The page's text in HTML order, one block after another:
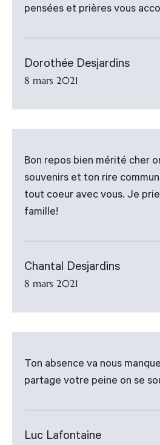
pensées et prières vous
Dorothée Desjardins
8 mars 2021
Bon repos bien mérité cher
souvenirs et ton rire
tout coeur avec vous. Je
famille!
Chantal Desjardins
8 mars 2021
Ton absence va nous
partage votre peine on se
Luc Lafontaine